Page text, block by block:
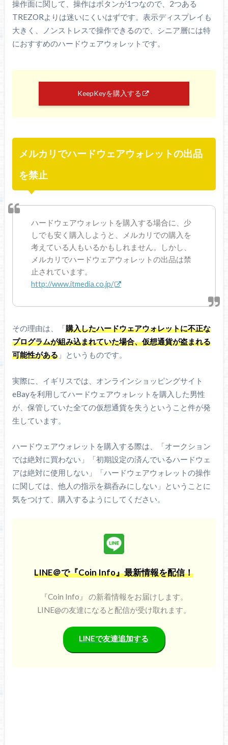
操作面に関して、操作はボタンが1つなので、2つある
TREZORよりは迷いにくいはずです。表示ディスプレイも
大きく、ノンストレスで操作できるので、シニア層には特
におすすめのハードウェアウォレットです。
KeepKeyを購入する
メルカリでハードウェアウォレットの出品
を禁止
ハードウェアウォレットを購入する場合に、少
しでも安く購入しようと、メルカリでの購入を
考えている人もいるかもしれません。しかし、
メルカリでハードウェアウォレットの出品は禁
止されています。
http://www.itmedia.co.jp/
その理由は、「購入したハードウェアウォレットに不正な
プログラムが組み込まれていた場合、仮想通貨が盗まれる
可能性がある」というものです。
実際に、イギリスでは、オンラインショッピングサイト
eBayを利用してハードウェアウォレットを購入した男性
が、保管していた全ての仮想通貨を失うということ件が発
生しています。
ハードウェアウォレットを購入する際は、「オークション
では絶対に買わない」「初期設定の済んでいるハードウェ
アは絶対に使用しない」「ハードウェアウォレットの操作
に関しては、他人の指示を鵜呑みにしない」ということに
気をつけて、購入するようにしてください。
LINE＠で『Coin Info』最新情報を配信！
『Coin Info』 の新着情報をお届けします。
LINE@の友達になると配信が受け取れます。
LINEで友達追加する